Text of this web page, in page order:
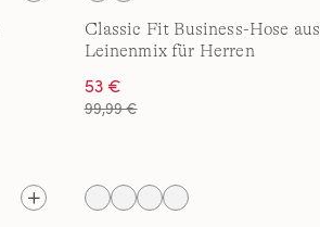
Classic Fit Business-Hose aus
Leinenmix für Herren
53 €
99,99 €